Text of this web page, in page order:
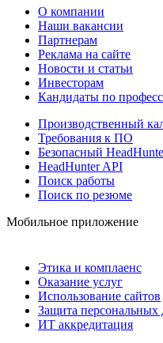
О компании
Наши вакансии
Партнерам
Реклама на сайте
Новости и статьи
Инвесторам
Кандидаты по
Производственный
Требования к ПО
Безопасный
HeadHunter API
Поиск работы
Поиск по резюме
Мобильное приложение
Этика и комплаенс
Оказание услуг
Использование сайтов
Защита персональных
ИТ аккредитация